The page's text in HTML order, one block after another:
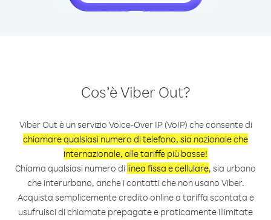
Cos’è Viber Out?
Viber Out è un servizio Voice-Over IP (VoIP) che consente di
chiamare qualsiasi numero di telefono, sia nazionale che
internazionale, alle tariffe più basse!
Chiama qualsiasi numero di linea fissa e cellulare, sia urbano
che interurbano, anche i contatti che non usano Viber.
Acquista semplicemente credito online a tariffa scontata e
usufruisci di chiamate prepagate e praticamente illimitate